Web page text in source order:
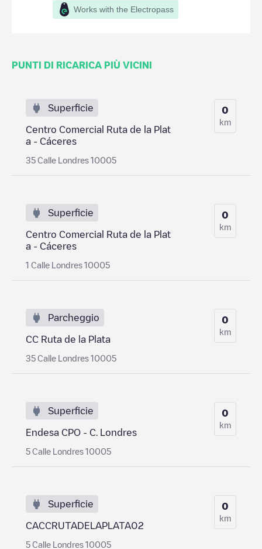
Works with the Electropass
PUNTI DI RICARICA PIÙ VICINI
Superficie
Centro Comercial Ruta de la Plat
a - Cáceres
35 Calle Londres 10005
0
km
Superficie
Centro Comercial Ruta de la Plat
a - Cáceres
1 Calle Londres 10005
0
km
Parcheggio
CC Ruta de la Plata
35 Calle Londres 10005
0
km
Superficie
Endesa CPO - C. Londres
5 Calle Londres 10005
0
km
Superficie
CACCRUTADELAPLATA02
5 Calle Londres 10005
0
km